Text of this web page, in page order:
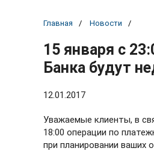
Главная Новости
15 января с
Банка будут
12.01.2017
Уважаемые клиенты, в
18:00 операции по
при планировании ваших